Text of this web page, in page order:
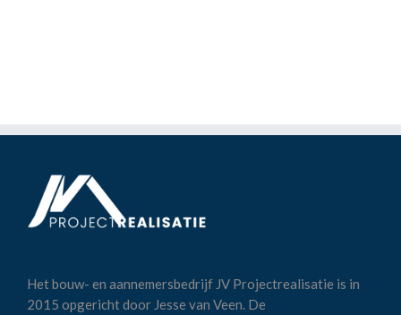
Het bouw- en aannemersbedrijf JV Projectrealisatie is in
2015 opgericht door Jesse van Veen. De